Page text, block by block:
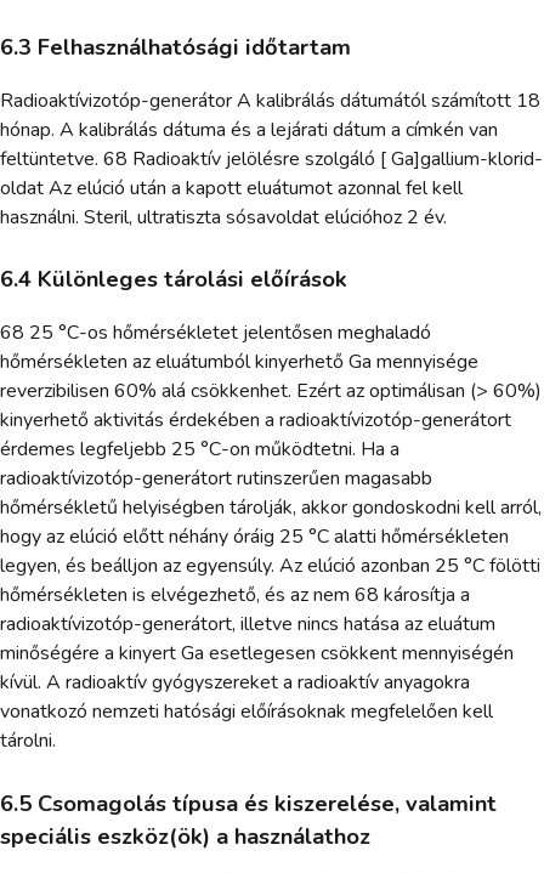
6.3 Felhasználhatósági időtartam
Radioaktívizotóp-generátor A kalibrálás dátumától számított 18
hónap. A kalibrálás dátuma és a lejárati dátum a címkén van
feltüntetve. 68 Radioaktív jelölésre szolgáló [ Ga]gallium-klorid-
oldat Az elúció után a kapott eluátumot azonnal fel kell
használni. Steril, ultratiszta sósavoldat elúcióhoz 2 év.
6.4 Különleges tárolási előírások
68 25 °C-os hőmérsékletet jelentősen meghaladó
hőmérsékleten az eluátumból kinyerhető Ga mennyisége
reverzibilisen 60% alá csökkenhet. Ezért az optimálisan (> 60%)
kinyerhető aktivitás érdekében a radioaktívizotóp-generátort
érdemes legfeljebb 25 °C-on működtetni. Ha a
radioaktívizotóp-generátort rutinszerűen magasabb
hőmérsékletű helyiségben tárolják, akkor gondoskodni kell arról,
hogy az elúció előtt néhány óráig 25 °C alatti hőmérsékleten
legyen, és beálljon az egyensúly. Az elúció azonban 25 °C fölötti
hőmérsékleten is elvégezhető, és az nem 68 károsítja a
radioaktívizotóp-generátort, illetve nincs hatása az eluátum
minőségére a kinyert Ga esetlegesen csökkent mennyiségén
kívül. A radioaktív gyógyszereket a radioaktív anyagokra
vonatkozó nemzeti hatósági előírásoknak megfelelően kell
tárolni.
6.5 Csomagolás típusa és kiszerelése, valamint
speciális eszköz(ök) a használathoz